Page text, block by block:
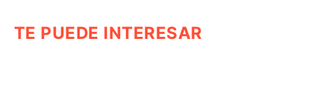
TE PUEDE INTERESAR